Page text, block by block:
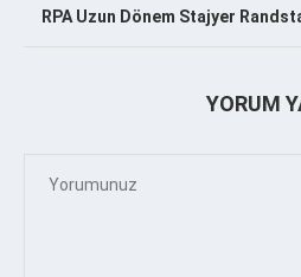
RPA Uzun Dönem Stajyer
YORUM